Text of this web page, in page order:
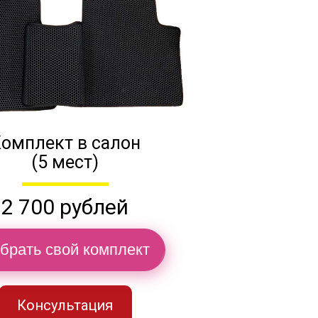
в салон
(5 мест)
2 700 рублей
свой комплект
Консультация